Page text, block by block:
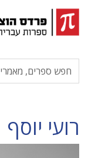
רועי יוסף